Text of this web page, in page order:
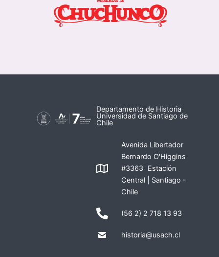
Departamento de Historia
Universidad de Santiago de
Chile
Avenida Libertador
Bernardo O'Higgins
#3363 Estación
Central | Santiago -
Chile
(56 2) 2 718 13 93
historia@usach.cl